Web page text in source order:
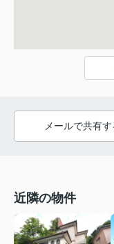
メールで共有す
近隣の物件